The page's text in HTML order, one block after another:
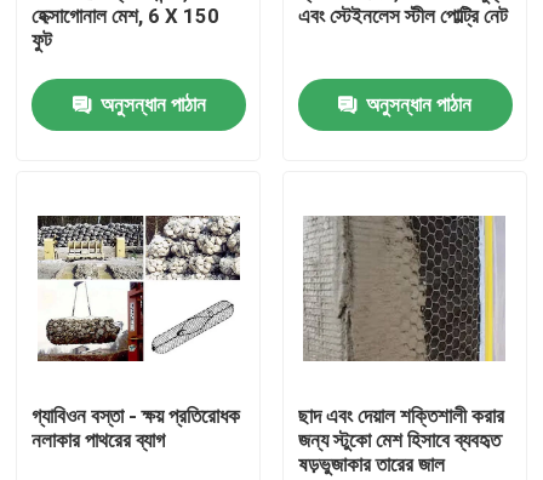
পণ্য
আমাদের সম্বন্ধে
কারখানা পরিদর্শন
হেক্সাগোনাল মেশ, 6 X 150
ফুট
অনুসন্ধান পাঠান
এবং স্টেইনলেস স্টীল পোল্ট্রি নেট
অনুসন্ধান পাঠান
গ্যাবিওন বস্তা - ক্ষয় প্রতিরোধক
নলাকার পাথরের ব্যাগ
ছাদ এবং দেয়াল শক্তিশালী করার
জন্য স্টুকো মেশ হিসাবে ব্যবহৃত
ষড়ভুজাকার তারের জাল